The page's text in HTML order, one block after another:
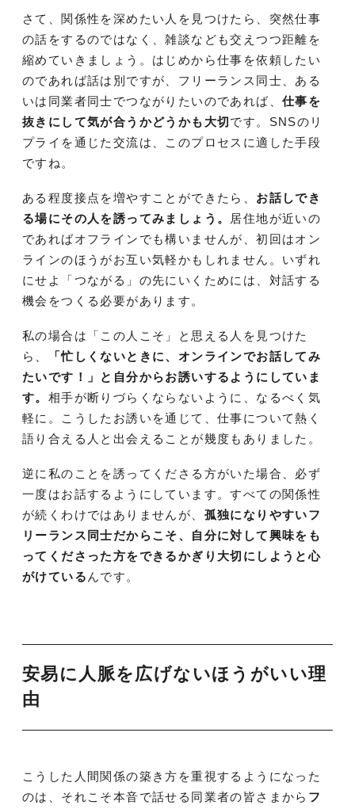
さて、関係性を深めたい人を見つけたら、突然仕事
の話をするのではなく、雑談なども交えつつ距離を
縮めていきましょう。はじめから仕事を依頼したい
のであれば話は別ですが、フリーランス同士、ある
いは同業者同士でつながりたいのであれば、 仕事を
抜きにして気が合うかどうかも大切です。SNSのリ
プライを通じた交流は、このプロセスに適した手段
ですね。
ある程度接点を増やすことができたら、 お話しでき
る場にその人を誘ってみましょう。 居住地が近いの
であればオフラインでも構いませんが、初回はオン
ラインのほうがお互い気軽かもしれません。いずれ
にせよ「つながる」の先にいくためには、対話する
機会をつくる必要があります。
私の場合は「この人こそ」と思える人を見つけた
ら、
「忙しくないときに、オンラインでお話してみ
たいです！」と自分からお誘いするようにしていま
す。 相手が断りづらくならないように、なるべく気
軽に。こうしたお誘いを通じて、仕事について熱く
語り合える人と出会えることが幾度もありました。
逆に私のことを誘ってくださる方がいた場合、必ず
一度はお話するようにしています。すべての関係性
が続くわけではありませんが、 孤独になりやすいフ
リーランス同士だからこそ、自分に対して興味をも
ってくださった方をできるかぎり大切にしようと心
がけている んです。
安易に人脈を広げないほうがいい理
由
こうした人間関係の築き方を重視するようになった
のは、それこそ本音で話せる同業者の皆さまから フ